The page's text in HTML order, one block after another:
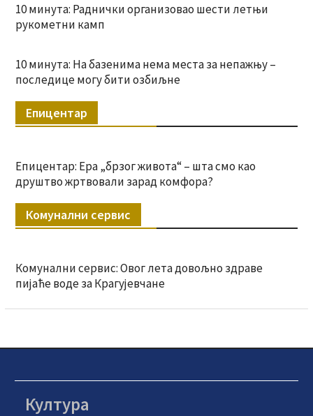
10 минута: Раднички организовао шести летњи
рукометни камп
10 минута: На базенима нема места за непажњу –
последице могу бити озбиљне
Епицентар
Епицентар: Ера „брзог живота“ – шта смо као
друштво жртвовали зарад комфора?
Комунални сервис
Комунални сервис: Овог лета довољно здраве
пијаће воде за Крагујевчане
Култура